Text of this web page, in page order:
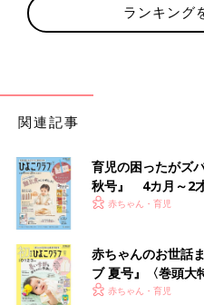
出典：Instagramアカウント「akh____ig.3
ンパースをゲットしたそう。左
ロゴ柄、どちらも目を引くおし
り♪ 肩や股下にスナップボタン
ランキング
関連記事
育児の困ったがズ
秋号』 4カ月～2
いっぱい！
赤ちゃん・育児
赤ちゃんのお世話
ブ 夏号』〈巻頭大
く！ おっぱい・ミ
赤ちゃん・育児